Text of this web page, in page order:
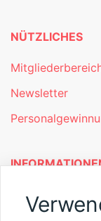
NÜTZLICHES
Newsletter
Was ist